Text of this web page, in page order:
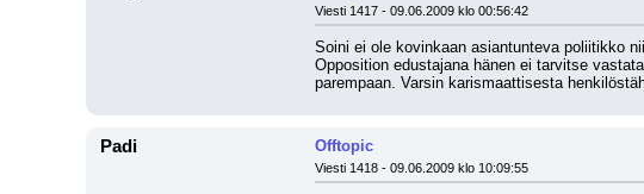
Viesti 1417 - 09.06.2009 klo 00:56:42
Soini ei ole kovinkaan asiantunteva poliitikko
Opposition edustajana hänen ei tarvitse
parempaan. Varsin karismaattisesta
Padi Offtopic
Viesti 1418 - 09.06.2009 klo 10:09:55